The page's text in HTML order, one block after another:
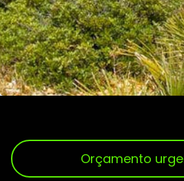
Orçamento